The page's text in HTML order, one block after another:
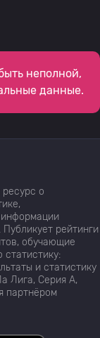
неполной,
данные.
о
информации
рейтинги
обучающие
и статистику
Лига, Серия А,
партнёром